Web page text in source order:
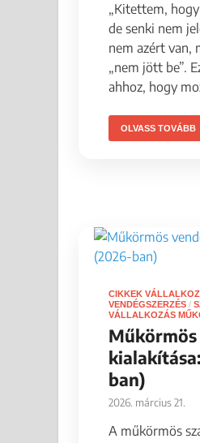
„Kitettem,
de senki nem
nem azért van,
„nem jött be”.
ahhoz, hogy
OLVASS TOVÁBB
CIKKEK
VENDÉGSZERZÉS /
VÁLLALKOZÁS
ban)
2026. március 21.
A műkörmös